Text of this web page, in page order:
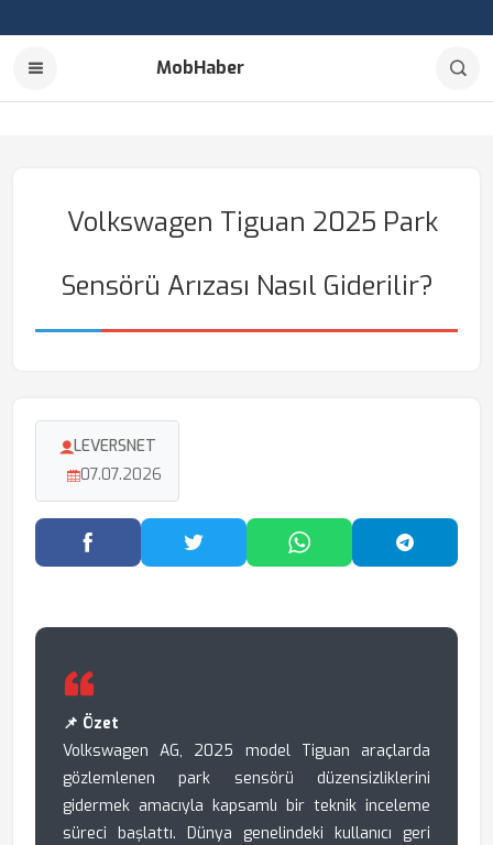
MobHaber
Volkswagen Tiguan 2025 Park
Sensörü Arızası Nasıl Giderilir?
LEVERSNET
07.07.2026
Facebook'ta PaylaşTwitter'da PaylaşWhatsApp'ta Paylaş
📌 Özet
Volkswagen AG, 2025 model Tiguan araçlarda
gözlemlenen park sensörü düzensizliklerini
gidermek amacıyla kapsamlı bir teknik inceleme
süreci başlattı. Dünya genelindeki kullanıcı geri